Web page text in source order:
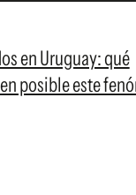
en Uruguay: qué
posible este